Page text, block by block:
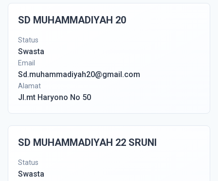
SD MUHAMMADIYAH 20
Status
Swasta
Email
Sd.muhammadiyah20@gmail.com
Alamat
Jl.mt Haryono No 50
SD MUHAMMADIYAH 22 SRUNI
Status
Swasta